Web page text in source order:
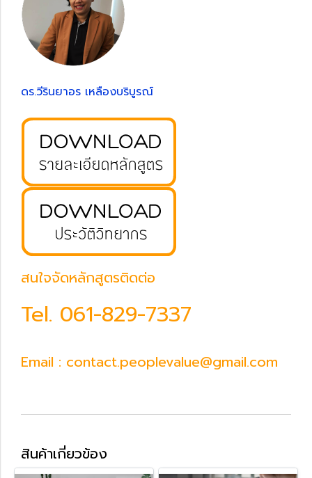
ดร.วีรินยาอร เหลืองบริบูรณ์
สนใจจัดหลักสูตรติดต่อ
Tel. 061-829-7337
Email : contact.peoplevalue@gmail.com
สินค้าเกี่ยวข้อง